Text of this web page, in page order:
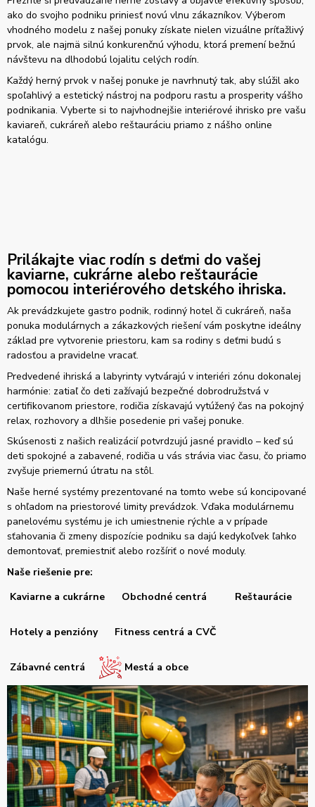
ako do svojho podniku priniesť novú vlnu zákazníkov. Výberom
vhodného modelu z našej ponuky získate nielen vizuálne príťažlivý
prvok, ale najmä silnú konkurenčnú výhodu, ktorá premení bežnú
návštevu na dlhodobú lojalitu celých rodín.
Každý herný prvok v našej ponuke je navrhnutý tak, aby slúžil ako
spoľahlivý a estetický nástroj na podporu rastu a prosperity vášho
podnikania. Vyberte si to najvhodnejšie interiérové ihrisko pre vašu
kaviareň, cukráreň alebo reštauráciu priamo z nášho online
katalógu.
Prilákajte viac rodín s deťmi do vašej
kaviarne, cukrárne alebo reštaurácie
pomocou interiérového detského ihriska.
Ak prevádzkujete gastro podnik, rodinný hotel či cukráreň, naša
ponuka modulárnych a zákazkových riešení vám poskytne ideálny
základ pre vytvorenie priestoru, kam sa rodiny s deťmi budú s
radosťou a pravidelne vracať.
Predvedené ihriská a labyrinty vytvárajú v interiéri zónu dokonalej
harmónie: zatiaľ čo deti zažívajú bezpečné dobrodružstvá v
certifikovanom priestore, rodičia získavajú vytúžený čas na pokojný
relax, rozhovory a dlhšie posedenie pri vašej ponuke.
Skúsenosti z našich realizácií potvrdzujú jasné pravidlo – keď sú
deti spokojné a zabavené, rodičia u vás strávia viac času, čo priamo
zvyšuje priemernú útratu na stôl.
Naše herné systémy prezentované na tomto webe sú koncipované
s ohľadom na priestorové limity prevádzok. Vďaka modulárnemu
panelovému systému je ich umiestnenie rýchle a v prípade
sťahovania či zmeny dispozície podniku sa dajú kedykoľvek ľahko
demontovať, premiestniť alebo rozšíriť o nové moduly.
Naše riešenie pre:
Kaviarne a cukrárne
Obchodné centrá Reštaurácie
Hotely a penzióny Fitness centrá a CVČ
Zábavné centrá Mestá a obce